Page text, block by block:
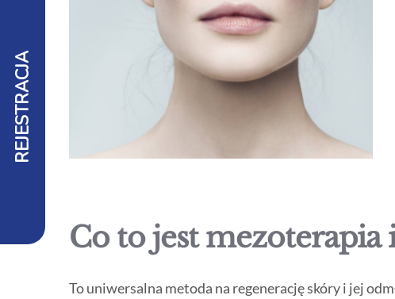
Co to jest mezoterapia
To uniwersalna metoda na regenerację skóry i jej
REJESTRACJA